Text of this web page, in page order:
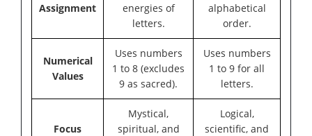
Assignment
energies of
letters.
alphabetical
order.
Numerical
Values
Uses numbers
1 to 8 (excludes
9 as sacred).
Uses numbers
1 to 9 for all
letters.
Focus
Mystical,
spiritual, and
Logical,
scientific, and